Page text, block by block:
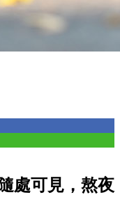
處可見，熬夜